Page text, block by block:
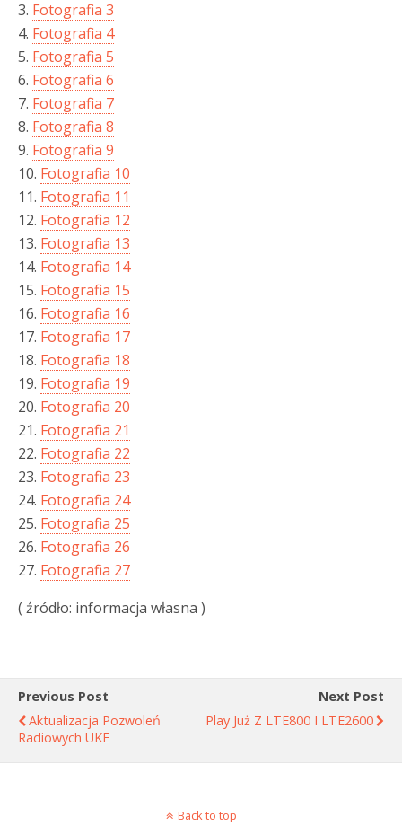
3. Fotografia 3
4. Fotografia 4
5. Fotografia 5
6. Fotografia 6
7. Fotografia 7
8. Fotografia 8
9. Fotografia 9
10. Fotografia 10
11. Fotografia 11
12. Fotografia 12
13. Fotografia 13
14. Fotografia 14
15. Fotografia 15
16. Fotografia 16
17. Fotografia 17
18. Fotografia 18
19. Fotografia 19
20. Fotografia 20
21. Fotografia 21
22. Fotografia 22
23. Fotografia 23
24. Fotografia 24
25. Fotografia 25
26. Fotografia 26
27. Fotografia 27
( źródło: informacja własna )
Previous Post
Aktualizacja Pozwoleń
Radiowych UKE
Next Post
Play Już Z LTE800 I LTE2600
Back to top